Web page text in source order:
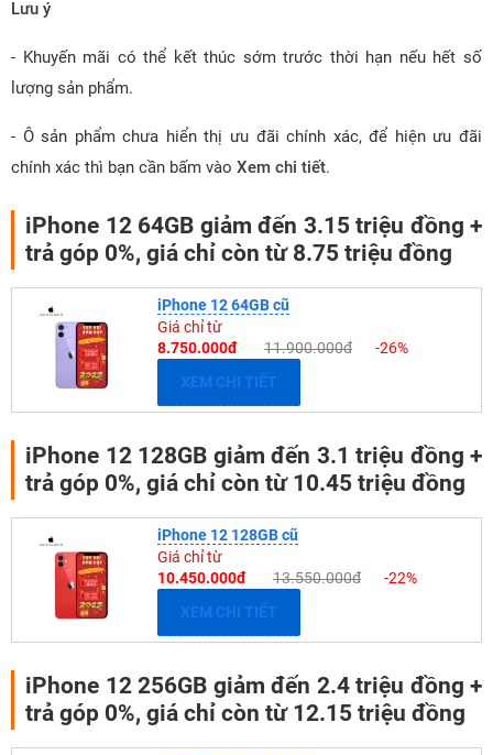
Lưu ý
- Khuyến mãi có thể kết thúc sớm trước thời hạn nếu hết số
lượng sản phẩm.
- Ô sản phẩm chưa hiển thị ưu đãi chính xác, để hiện ưu đãi
chính xác thì bạn cần bấm vào Xem chi tiết.
iPhone 12 64GB giảm đến 3.15 triệu đồng +
trả góp 0%, giá chỉ còn từ 8.75 triệu đồng
iPhone 12 64GB cũ
Giá chỉ từ
8.750.000đ
11.900.000đ
-26%
XEM CHI TIẾT
iPhone 12 128GB giảm đến 3.1 triệu đồng +
trả góp 0%, giá chỉ còn từ 10.45 triệu đồng
iPhone 12 128GB cũ
Giá chỉ từ
10.450.000đ
13.550.000đ
-22%
XEM CHI TIẾT
iPhone 12 256GB giảm đến 2.4 triệu đồng +
trả góp 0%, giá chỉ còn từ 12.15 triệu đồng